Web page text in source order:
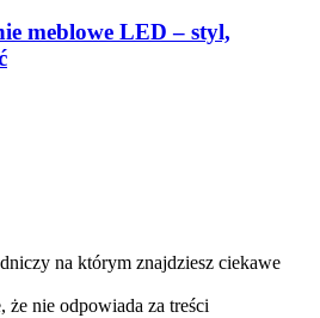
meblowe LED – styl,
na którym znajdziesz ciekawe
nie odpowiada za treści